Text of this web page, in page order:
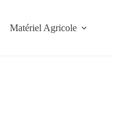
Matériel Agricole